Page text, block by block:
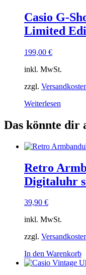
Casio G-
Limited
199,00 €
inkl. MwSt.
zzgl.
Weiterlesen
Das könnte dir
Retro
Digitaluhr
39,90 €
inkl. MwSt.
zzgl.
In den Warenkorb